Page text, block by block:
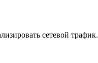
сетевой трафик.